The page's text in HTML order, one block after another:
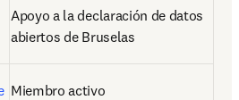
window
Apoyo a la declaración de datos
abiertos de Bruselas
Miembro activo